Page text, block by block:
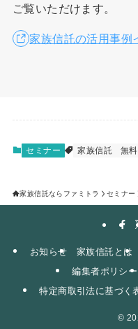
ご覧いただけます。
家族信託の活用事例
セミナー 家族信託 無
家族信託ならファミトラ セミナー
お知らせ 家族信託とは
編集者ポリシー
特定商取引法に基づく
©